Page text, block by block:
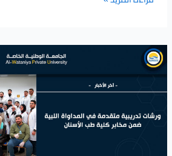
ورشات
تدريبية
متقدمة
في
المداواة
اللبية